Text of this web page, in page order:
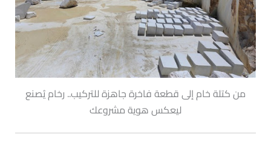
من كتلة خام إلى قطعة فاخرة جاهزة للتركيب.. رخام يُصنع
ليعكس هوية مشروعك